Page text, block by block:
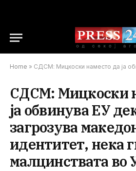
Home » СДСМ: Мицкоски наместо да ја обвинува ЕУ дека го загрозува македонскиот
СДСМ: Мицкоски
ја обвинува ЕУ
загрозува
идентитет, нека
малцинствата во